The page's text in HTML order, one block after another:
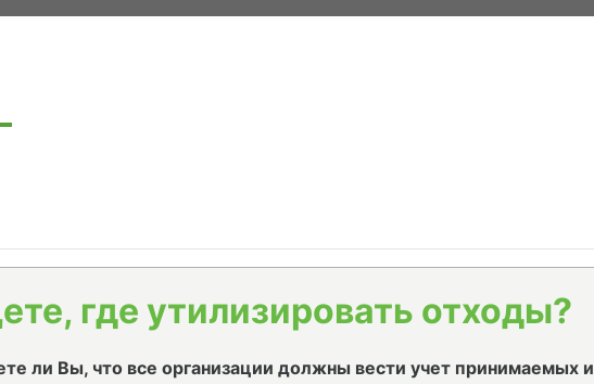
где утилизировать отходы?
ли Вы, что все организации должны вести учет принимаемых и